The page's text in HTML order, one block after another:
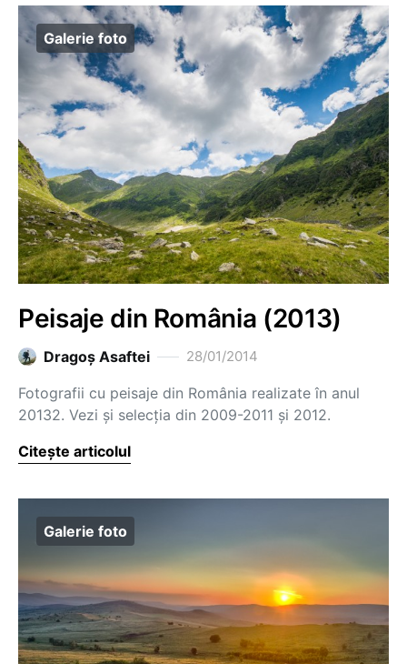
Galerie foto
Peisaje din România (2013)
Dragoş Asaftei 28/01/2014
Fotografii cu peisaje din România realizate în anul
20132. Vezi și selecția din 2009-2011 și 2012.
Citește articolul
Galerie foto